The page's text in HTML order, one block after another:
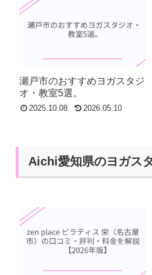
瀬戸市のおすすめヨガスタジ
オ・教室5選。
2025.10.08 2026.05.10
Aichi愛知県のヨガス